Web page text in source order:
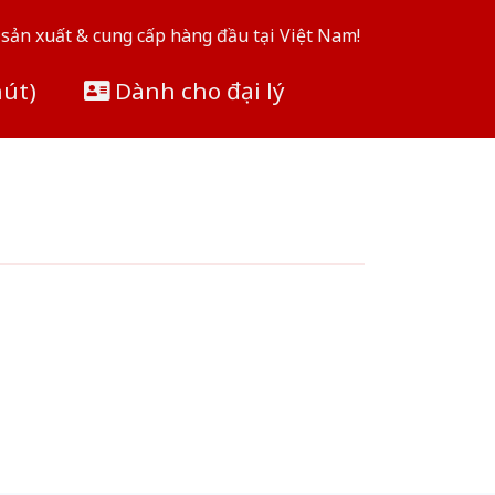
xuất & cung cấp hàng đầu tại Việt Nam!
Dành cho đại lý